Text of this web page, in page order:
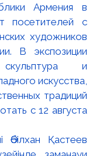
Армения в
посетителей с
художников
В экспозиции
и
искусства,
традиций
с 12 августа